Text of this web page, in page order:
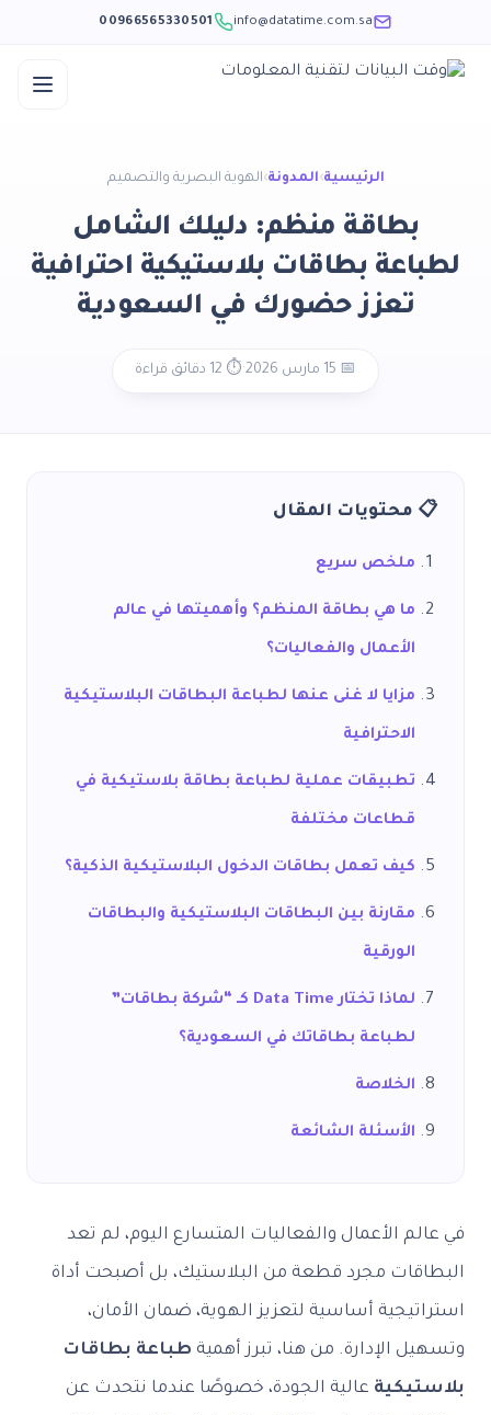
info@datatime.com.sa
00966565330501
الرئيسية›المدونة›الهوية البصرية والتصميم
بطاقة منظم: دليلك الشامل
لطباعة بطاقات بلاستيكية احترافية
تعزز حضورك في السعودية
📅 15 مارس 2026 ·⏱️ 12 دقائق قراءة
📋 محتويات المقال
ملخص سريع
ما هي بطاقة المنظم؟ وأهميتها في عالم
الأعمال والفعاليات؟
مزايا لا غنى عنها لطباعة البطاقات البلاستيكية
الاحترافية
تطبيقات عملية لطباعة بطاقة بلاستيكية في
قطاعات مختلفة
كيف تعمل بطاقات الدخول البلاستيكية الذكية؟
مقارنة بين البطاقات البلاستيكية والبطاقات
الورقية
لماذا تختار Data Time كـ “شركة بطاقات”
لطباعة بطاقاتك في السعودية؟
الخلاصة
الأسئلة الشائعة
في عالم الأعمال والفعاليات المتسارع اليوم، لم تعد
البطاقات مجرد قطعة من البلاستيك، بل أصبحت أداة
استراتيجية أساسية لتعزيز الهوية، ضمان الأمان،
وتسهيل الإدارة. من هنا، تبرز أهمية طباعة بطاقات
بلاستيكية عالية الجودة، خصوصًا عندما نتحدث عن